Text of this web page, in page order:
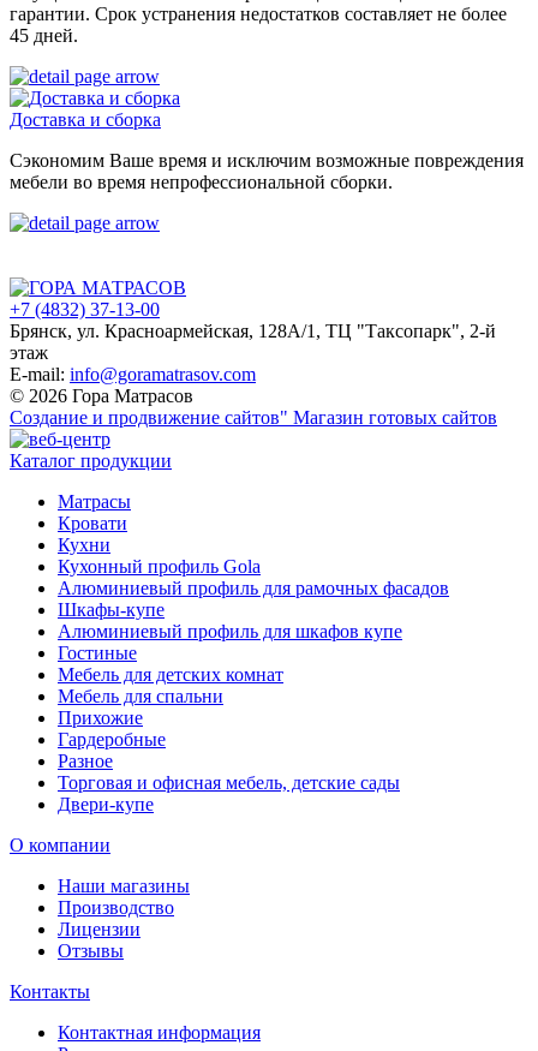
гарантии. Срок устранения недостатков составляет не более
45 дней.
Доставка и сборка
Сэкономим Ваше время и исключим возможные повреждения
мебели во время непрофессиональной сборки.
+7 (4832) 37-13-00
Брянск, ул. Красноармейская, 128А/1, ТЦ "Таксопарк", 2-й
этаж
E-mail: info@goramatrasov.com
© 2026 Гора Матрасов
Создание и продвижение сайтов" Магазин готовых сайтов
Каталог продукции
Матрасы
Кровати
Кухни
Кухонный профиль Gola
Алюминиевый профиль для рамочных фасадов
Шкафы-купе
Алюминиевый профиль для шкафов купе
Гостиные
Мебель для детских комнат
Мебель для спальни
Прихожие
Гардеробные
Разное
Торговая и офисная мебель, детские сады
Двери-купе
О компании
Наши магазины
Производство
Лицензии
Отзывы
Контакты
Контактная информация